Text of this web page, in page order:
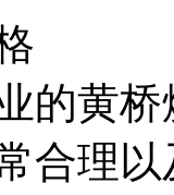
的黄
合理